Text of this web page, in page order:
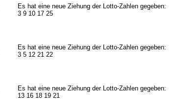
Es hat eine neue Ziehung der Lotto-Zahlen gegeben:
3 9 10 17 25
Es hat eine neue Ziehung der Lotto-Zahlen gegeben:
3 5 12 21 22
Es hat eine neue Ziehung der Lotto-Zahlen gegeben:
13 16 18 19 21